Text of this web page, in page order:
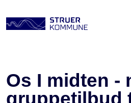
Os I midten -
gruppetilbud